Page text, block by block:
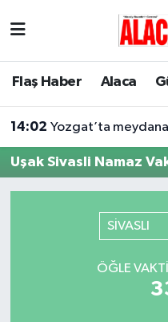
Flaş Haber Alaca
14:02 Yozgat’ta meydana gelen
Uşak Sivasli Namaz
SİVASLI
ÖĞLE
Çorum Nöbetçi
Süper Lig Puan
Tüm Manşetler